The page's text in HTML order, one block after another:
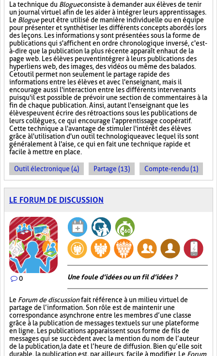
La technique du Blogueconsiste à demander aux élèves de tenir
un journal virtuel afin de les aider à intégrer leurs apprentissages.
Le Bloguepeut être utilisé de manière individuelle ou en équipe
pour présenter et synthétiser les différents concepts abordés lors
des leçons. Les informations y sont présentées sous la forme de
publications qui s'affichent en ordre chronologique inversé, c'est-
à-dire que la publication la plus récente apparaît en haut de la
page web. Les élèves peuvent intégrer à leurs publications des
hyperliens web, des images, des vidéos ou même des balados.
Cet outil permet non seulement le partage rapide des
informations entre les élèves et avec l'enseignant, mais il
encourage aussi l'interaction entre les différents intervenants
puisqu'il est possible de prévoir une section de commentaires à la
fin de chaque publication. Ainsi, autant l'enseignant que les
élèves peuvent écrire des rétroactions sous les publications de
leurs collègues, ce qui encourage l'apprentissage coopératif.
Cette technique a l'avantage de stimuler l'intérêt des élèves
grâce à l'utilisation d'un outil technologique avec lequel ils sont
généralement à l'aise, ce qui en fait une technique rapide et
facile à mettre en place.
Outil électronique (4) Partage (13) Compte-rendu (1)
LE FORUM DE DISCUSSION
0 Une foule d’idées ou un fil d’idées ?
Le Forum de discussionfait référence à un milieu virtuel de
partage de l’information. Son rôle est de maintenir une
correspondance asynchrone entre les membres d’une classe
grâce à la publication de messages textuels sur une plateforme
en ligne. Les publications apparaissent sous forme de fils de
messages qui se succèdent avec la mention du nom de l’auteur
de la publication, la date et l’heure de diffusion. Bien qu’elle soit
durable, la publication est, par ailleurs, facile à modifier. Le Forum